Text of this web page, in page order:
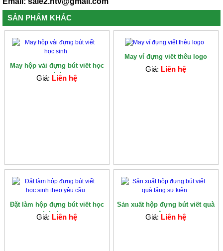
SẢN PHẨM KHÁC
May hộp vải đựng bút viết học
sinh
Giá: Liên hệ
May ví đựng viết thêu logo
Giá: Liên hệ
Đặt làm hộp đựng bút viết học
sinh theo...
Giá: Liên hệ
Sản xuất hộp đựng bút viết quà
tặng...
Giá: Liên hệ